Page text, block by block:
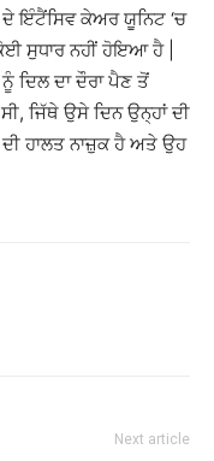
ਇੰਟੈਂਸਿਵ ਕੇਅਰ ਯੂਨਿਟ ‘ਚ
ਸੁਧਾਰ ਨਹੀਂ ਹੋਇਆ ਹੈ |
ਦਿਲ ਦਾ ਦੌਰਾ ਪੈਣ ਤੋਂ
ਜਿੱਥੇ ਉਸੇ ਦਿਨ ਉਨ੍ਹਾਂ ਦੀ
ਹਾਲਤ ਨਾਜ਼ੁਕ ਹੈ ਅਤੇ ਉਹ
Next article